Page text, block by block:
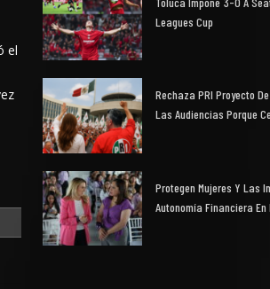
el
Leagues Cup
Rechaza PRI Proyecto De
Las Audiencias Porque
Protegen Mujeres Y Las
Autonomía Financiera